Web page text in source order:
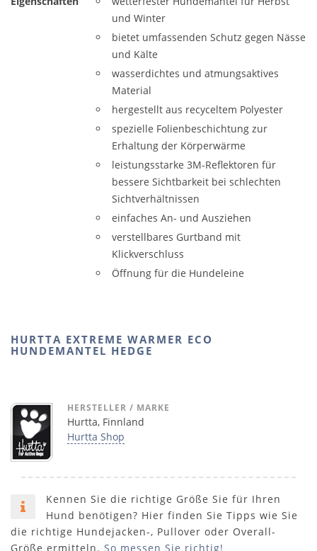
und Winter
bietet umfassenden Schutz gegen Nässe
und Kälte
wasserdichtes und atmungsaktives
Material
hergestellt aus recyceltem Polyester
spezielle Folienbeschichtung zur
Erhaltung der Körperwärme
leistungsstarke 3M-Reflektoren für
bessere Sichtbarkeit bei schlechten
Sichtverhältnissen
einfaches An- und Ausziehen
verstellbares Gurtband mit
Klickverschluss
Öffnung für die Hundeleine
HURTTA EXTREME WARMER ECO
HUNDEMANTEL HEDGE
HERSTELLER / MARKE
Hurtta, Finnland
Hurtta Shop
Kennen Sie die richtige Größe Sie für Ihren
Hund benötigen? Hier finden Sie Tipps wie Sie
die richtige Hundejacken-, Pullover oder Overall-
Größe ermitteln. So messen Sie richtig!